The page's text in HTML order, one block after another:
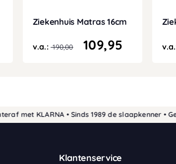
Ziekenhuis Matras 16cm
v.a.:190,00 109,95
KLARNA • Sinds 1989 de slaapkenner •
Klantenservice